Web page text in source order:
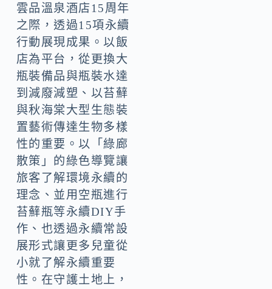
雲品溫泉酒店15周年
之際，透過15項永續
行動展現成果。以飯
店為平台，從更換大
瓶裝備品與瓶裝水達
到減廢減塑、以苔蘚
與秋海棠大型生態裝
置藝術傳達生物多樣
性的重要。以「綠廊
散策」的綠色導覽讓
旅客了解環境永續的
理念、並用空瓶進行
苔蘚瓶等永續DIY手
作、也透過永續常設
展形式讓更多兒童從
小就了解永續重要
性。在守護土地上，